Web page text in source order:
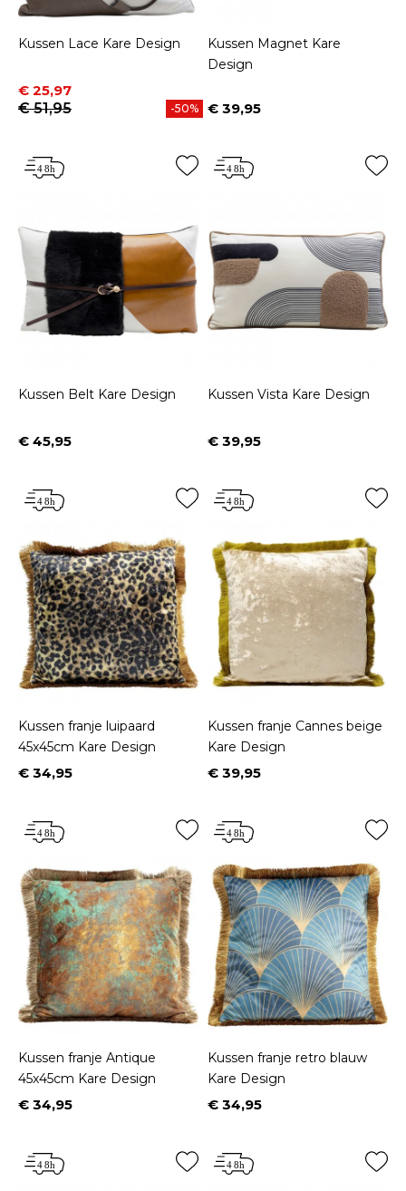
Kussen Lace Kare Design
Prijs
€ 25,97
Normale prijs
€ 51,95
-50%
Kussen Magnet Kare
Design
Prijs
€ 39,95
Kussen Belt Kare Design
Prijs
€ 45,95
Kussen Vista Kare Design
Prijs
€ 39,95
Kussen franje luipaard
45x45cm Kare Design
Prijs
€ 34,95
Kussen franje Cannes beige
Kare Design
Prijs
€ 39,95
Kussen franje Antique
45x45cm Kare Design
Prijs
€ 34,95
Kussen franje retro blauw
Kare Design
Prijs
€ 34,95